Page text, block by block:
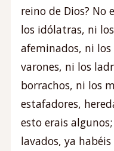
reino de Dios? No
los idólatras, ni
afeminados, ni los
varones, ni los
borrachos, ni los
estafadores,
esto erais
lavados, ya